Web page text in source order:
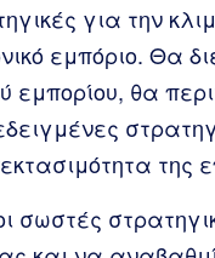
για την
εμπόριο. Θα
εμπορίου, θα
της
σωστές